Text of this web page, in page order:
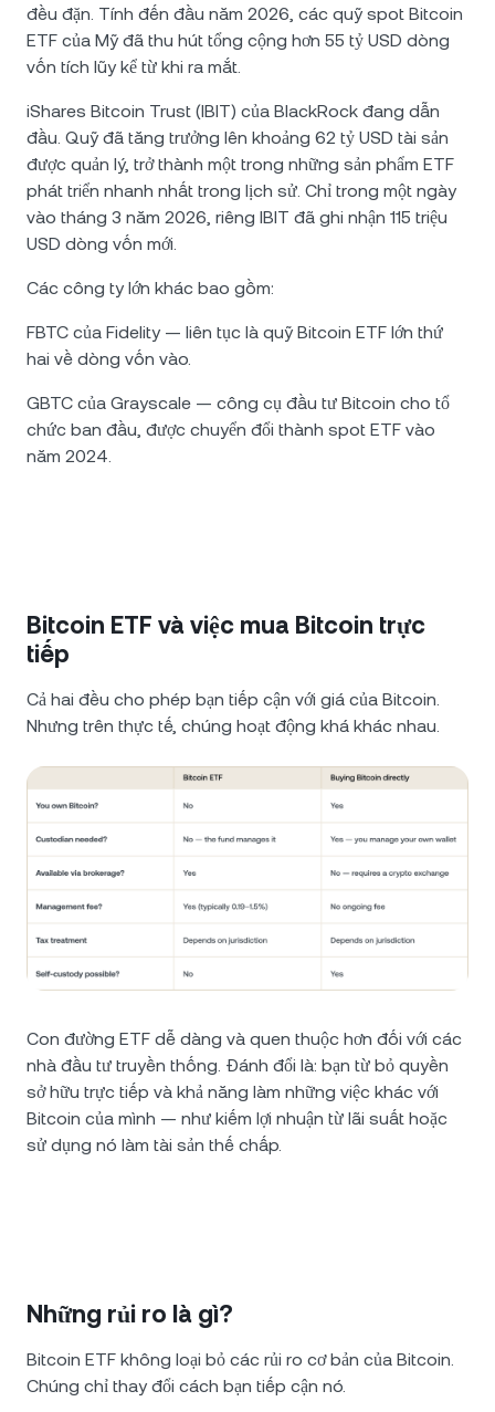
đều đặn. Tính đến đầu năm 2026, các quỹ spot Bitcoin
ETF của Mỹ đã thu hút tổng cộng hơn 55 tỷ USD dòng
vốn tích lũy kể từ khi ra mắt.
iShares Bitcoin Trust (IBIT) của BlackRock đang dẫn
đầu. Quỹ đã tăng trưởng lên khoảng 62 tỷ USD tài sản
được quản lý, trở thành một trong những sản phẩm ETF
phát triển nhanh nhất trong lịch sử. Chỉ trong một ngày
vào tháng 3 năm 2026, riêng IBIT đã ghi nhận 115 triệu
USD dòng vốn mới.
Các công ty lớn khác bao gồm:
FBTC của Fidelity — liên tục là quỹ Bitcoin ETF lớn thứ
hai về dòng vốn vào.
GBTC của Grayscale — công cụ đầu tư Bitcoin cho tổ
chức ban đầu, được chuyển đổi thành spot ETF vào
năm 2024.
Bitcoin ETF và việc mua Bitcoin trực
tiếp
Cả hai đều cho phép bạn tiếp cận với giá của Bitcoin.
Nhưng trên thực tế, chúng hoạt động khá khác nhau.
Con đường ETF dễ dàng và quen thuộc hơn đối với các
nhà đầu tư truyền thống. Đánh đổi là: bạn từ bỏ quyền
sở hữu trực tiếp và khả năng làm những việc khác với
Bitcoin của mình — như kiếm lợi nhuận từ lãi suất hoặc
sử dụng nó làm tài sản thế chấp.
Những rủi ro là gì?
Bitcoin ETF không loại bỏ các rủi ro cơ bản của Bitcoin.
Chúng chỉ thay đổi cách bạn tiếp cận nó.